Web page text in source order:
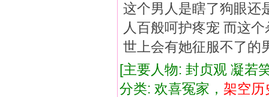
这个男人是瞎了狗眼还
人百般呵护疼宠 而这
世上会有她征服不了
[主要人物: 封贞观 凝
分类: 欢喜冤家， 架空历